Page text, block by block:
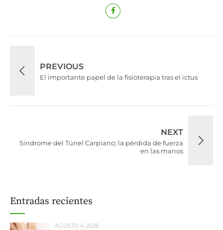
PREVIOUS
El importante papel de la fisioterapia tras el ictus
NEXT
Síndrome del Túnel Carpiano; la pérdida de fuerza
en las manos
Entradas recientes
AGOSTO 4, 2026